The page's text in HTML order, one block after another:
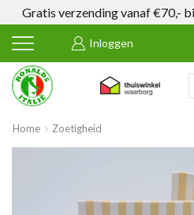
Gratis verzending vanaf €70,-
Inloggen
Home Zoetigheid